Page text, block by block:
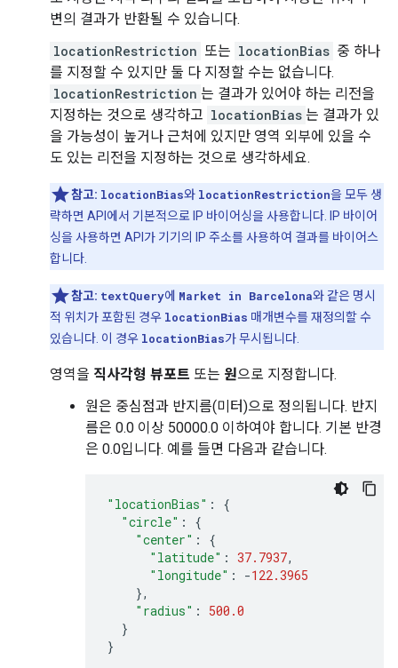
변의 결과가 반환될 수 있습니다.
locationRestriction 또는 locationBias 중 하나
를 지정할 수 있지만 둘 다 지정할 수는 없습니다.
locationRestriction 는 결과가 있어야 하는 리전을
지정하는 것으로 생각하고 locationBias 는 결과가 있
을 가능성이 높거나 근처에 있지만 영역 외부에 있을 수
도 있는 리전을 지정하는 것으로 생각하세요.
참고: locationBias와 locationRestriction을 모두 생
략하면 API에서 기본적으로 IP 바이어싱을 사용합니다. IP 바이어
싱을 사용하면 API가 기기의 IP 주소를 사용하여 결과를 바이어스
합니다.
참고: textQuery에 Market in Barcelona와 같은 명시
적 위치가 포함된 경우 locationBias 매개변수를 재정의할 수
있습니다. 이 경우 locationBias가 무시됩니다.
영역을 직사각형 뷰포트 또는 원으로 지정합니다.
원은 중심점과 반지름(미터)으로 정의됩니다. 반지
름은 0.0 이상 50000.0 이하여야 합니다. 기본 반경
은 0.0입니다. 예를 들면 다음과 같습니다.
"locationBias" :
{
"circle" :
{
"center" :
{
"latitude" : 37.7937,
"longitude" : -122.3965
},
"radius" :
500.0
}
}